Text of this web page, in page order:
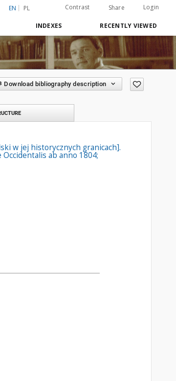
EN PL Contrast Share Login
INDEXES RECENTLY VIEWED
Download bibliography description
w jej historycznych granicach].
Occidentalis ab anno 1804;